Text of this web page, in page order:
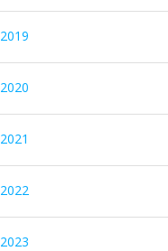
2019
2020
2021
2022
2023